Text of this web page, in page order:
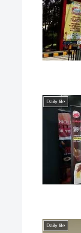
Daily life
Daily life